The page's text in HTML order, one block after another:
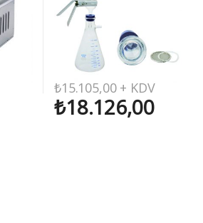
₺15.105,00+ KDV
₺18.126,00